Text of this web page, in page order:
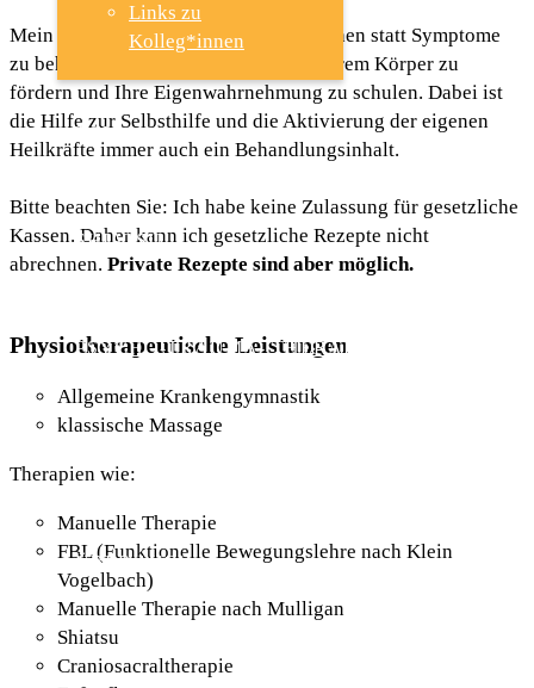
Links zu
Kolleg*innen
TCM
SHIATSU
PSYCHO-TRAUMA- THERAPIE
ÜBER MICH
Mein therapeutischer Ansatz ist, Ursachen statt Symptome
zu behandeln, sowie den Kontakt zu Ihrem Körper zu
fördern und Ihre Eigenwahrnehmung zu schulen. Dabei ist
die Hilfe zur Selbsthilfe und die Aktivierung der eigenen
Heilkräfte immer auch ein Behandlungsinhalt.
Bitte beachten Sie: Ich habe keine Zulassung für gesetzliche
Kassen. Daher kann ich gesetzliche Rezepte nicht
abrechnen. Private Rezepte sind aber möglich.
Physiotherapeutische Leistungen
Allgemeine Krankengymnastik
klassische Massage
Therapien wie:
Manuelle Therapie
FBL (Funktionelle Bewegungslehre nach Klein
Vogelbach)
Manuelle Therapie nach Mulligan
Shiatsu
Craniosacraltherapie